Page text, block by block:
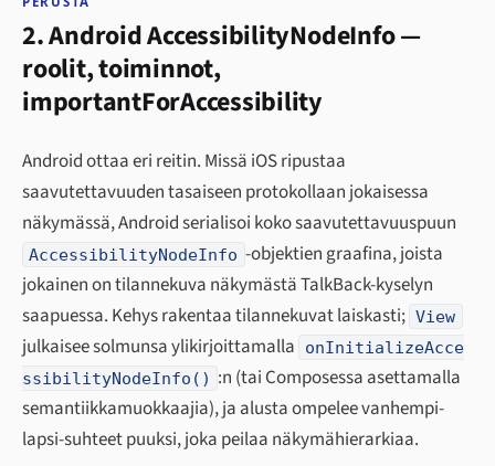
2. Android AccessibilityNodeInfo —
roolit, toiminnot,
importantForAccessibility
Android ottaa eri reitin. Missä iOS ripustaa
saavutettavuuden tasaiseen protokollaan jokaisessa
näkymässä, Android serialisoi koko saavutettavuuspuun
AccessibilityNodeInfo -objektien graafina, joista
jokainen on tilannekuva näkymästä TalkBack-kyselyn
saapuessa. Kehys rakentaa tilannekuvat laiskasti; View
julkaisee solmunsa ylikirjoittamalla
onInitializeAcce
ssibilityNodeInfo() :n (tai Composessa asettamalla
semantiikkamuokkaajia), ja alusta ompelee vanhempi-
lapsi-suhteet puuksi, joka peilaa näkymähierarkiaa.